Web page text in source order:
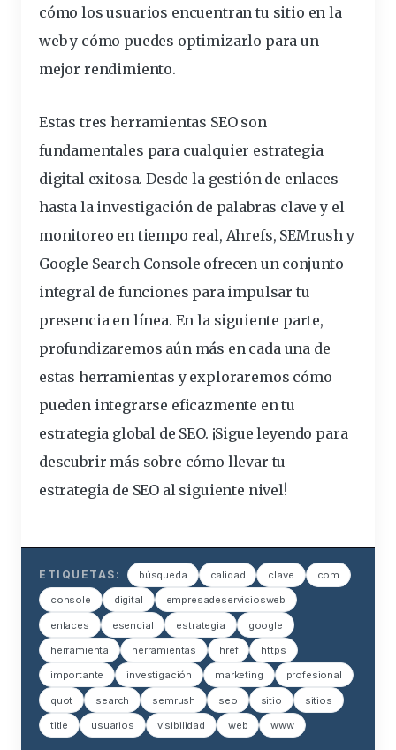
cómo los usuarios encuentran tu sitio en la
web y cómo puedes optimizarlo para un
mejor rendimiento.
Estas tres herramientas SEO son
fundamentales para cualquier estrategia
digital exitosa. Desde la gestión de enlaces
hasta la investigación de palabras clave y el
monitoreo en tiempo real, Ahrefs, SEMrush y
Google Search Console ofrecen un conjunto
integral de funciones para impulsar tu
presencia en línea. En la siguiente parte,
profundizaremos aún más en cada una de
estas herramientas y exploraremos cómo
pueden integrarse eficazmente en tu
estrategia global de SEO. ¡Sigue leyendo para
descubrir más sobre cómo llevar tu
estrategia de SEO al siguiente nivel!
ETIQUETAS: búsqueda calidad clave com
console digital empresadeserviciosweb
enlaces esencial estrategia google
herramienta herramientas href https
importante investigación marketing profesional
quot search semrush seo sitio sitios
title usuarios visibilidad web www